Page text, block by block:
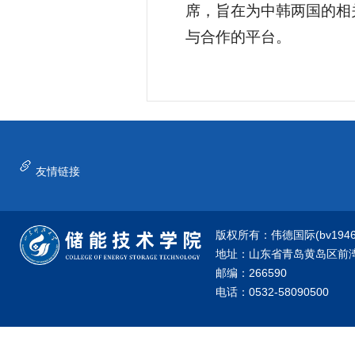
席，旨在为中韩两国的
与合作的平台。
友情链接
版权所有：伟德国际
地址：山东省青岛黄岛区前
邮编：266590
电话：0532-58090500